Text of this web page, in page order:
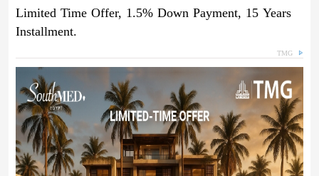
Limited Time Offer, 1.5% Down Payment, 15 Years
Installment.
TMG